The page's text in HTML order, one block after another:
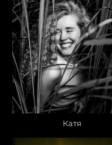
Катя